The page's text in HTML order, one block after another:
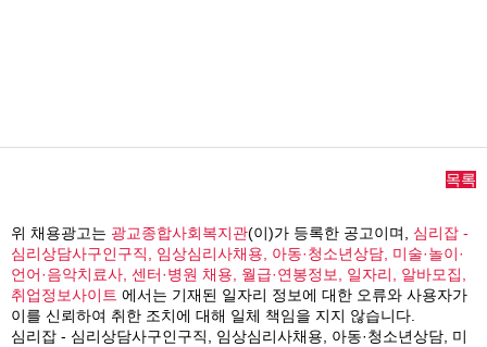
목록
위 채용광고는 광교종합사회복지관(이)가 등록한 공고이며, 심리잡 -
심리상담사구인구직, 임상심리사채용, 아동·청소년상담, 미술·놀이·
언어·음악치료사, 센터·병원 채용, 월급·연봉정보, 일자리, 알바모집,
취업정보사이트 에서는 기재된 일자리 정보에 대한 오류와 사용자가
이를 신뢰하여 취한 조치에 대해 일체 책임을 지지 않습니다.
심리잡 - 심리상담사구인구직, 임상심리사채용, 아동·청소년상담, 미